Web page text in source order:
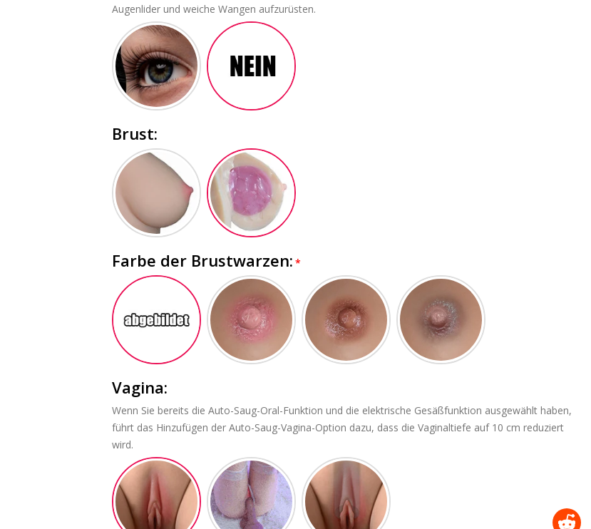
Augenlider und weiche Wangen aufzurüsten.
Brust:
Farbe der Brustwarzen:
Vagina:
Wenn Sie bereits die Auto-Saug-Oral-Funktion und die elektrische Gesäßfunktion ausgewählt haben,
führt das Hinzufügen der Auto-Saug-Vagina-Option dazu, dass die Vaginaltiefe auf 10 cm reduziert
wird.